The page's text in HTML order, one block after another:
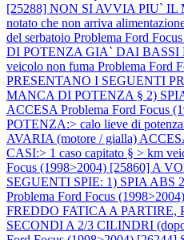
[25288] NON SI AVVIA PIU` IL
notato che non arriva
del serbatoio Problema Ford
DI POTENZA GIA` DAI BASSI
veicolo non fuma Problema Ford
PRESENTANO I SEGUENTI
MANCA DI POTENZA § 2)
ACCESA Problema Ford Focus
POTENZA:> calo lieve di
AVARIA (motore / gialla)
CASI:> 1 caso capitato § > km
Focus (1998>2004) [25860] A
SEGUENTI SPIE: 1) SPIA ABS
Problema Ford Focus
FREDDO FATICA A PARTIRE,
SECONDI A 2/3 CILINDRI